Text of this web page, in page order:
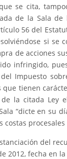
se cita,
de la Sala
56 del
si se
de acciones
infringido,
Impuesto
que tienen
la citada Ley
“dicte en su
costas
del
2012, fecha en